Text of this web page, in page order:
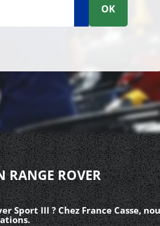
OK
RANGE ROVER
Sport III ? Chez France Casse,